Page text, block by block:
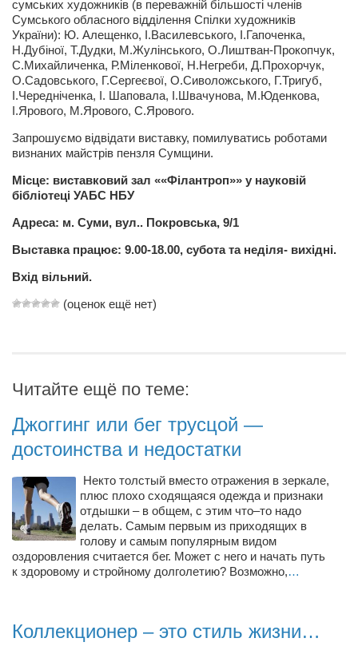
Валентин Бурый
Артём Мяус
Александра Сокол
Барды
Владимир Айзенберг
Игорь Добровольский
Ольга Козаченко
Оксана Скоробагатская
Александра Скорук
Евгений Полюхович
городская клиническая больница №4
Оптика — Медтехника
Тенториум -центр независимых дистрибьюторов
Кафе, клубы, рестораны
«Винегрет» — демократичный ресторан
«ЧАЙ — КАВА» магазин — кафе
Магазины
Багетный двор
сумських художників (в переважній більшості членів
Сумського обласного відділення Спілки художників
України): Ю. Алещенко, І.Василевського, І.Гапоченка,
Н.Дубіної, Т.Дудки, М.Жулінського, О.Лиштван-Прокопчук,
С.Михайличенка, Р.Міленкової, Н.Негреби, Д.Прохорчук,
О.Садовського, Г.Сергеєвої, О.Сиволожського, Г.Тригуб,
І.Чередніченка, І. Шаповала, І.Швачунова, М.Юденкова,
І.Ярового, М.Ярового, С.Ярового.
Запрошуємо відвідати виставку, помилуватись роботами
визнаних майстрів пензля Сумщини.
Місце: виставковий зал ««Філантроп»» у науковій
бібліотеці УАБС НБУ
Адреса: м. Суми, вул.. Покровська, 9/1
Выставка працює: 9.00-18.00, субота та неділя- вихідні.
Вхід вільний.
(оценок ещё нет)
Читайте ещё по теме:
Джоггинг или бег трусцой —
достоинства и недостатки
Некто толстый вместо отражения в зеркале,
плюс плохо сходящаяся одежда и признаки
отдышки – в общем, с этим что–то надо
делать. Самым первым из приходящих в
голову и самым популярным видом
оздоровления считается бег. Может с него и начать путь
к здоровому и стройному долголетию? Возможно,…
Коллекционер – это стиль жизни…